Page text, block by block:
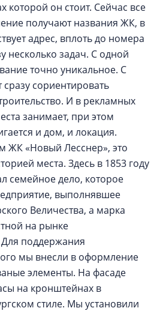
которой он стоит. Сейчас все
получают названия ЖК, в
адрес, вплоть до номера
несколько задач. С одной
точно уникальное. С
сориентировать
И в рекламных
занимает, при этом
и дом, и локация.
ЖК «Новый Лесснер», это
места. Здесь в 1853 году
семейное дело, которое
выполнявшее
Величества, а марка
на рынке
поддержания
мы внесли в оформление
элементы. На фасаде
на кронштейнах в
стиле. Мы установили